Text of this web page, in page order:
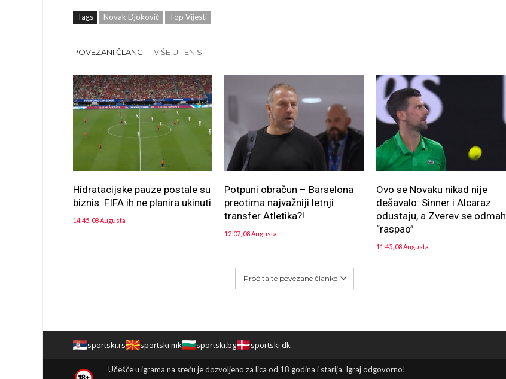
Tags Novak Djoković Top Vijesti
POVEZANI ČLANCI VIŠE U TENIS
Hidratacijske pauze postale su
biznis: FIFA ih ne planira ukinuti
14:45, 08 Augusta
Potpuni obračun – Barselona
preotima najvažniji letnji
transfer Atletika?!
12:07, 08 Augusta
Ovo se Novaku nikad nije
dešavalo: Sinner i Alcaraz
odustaju, a Zverev se odmah
“raspao”
11:45, 08 Augusta
Pročitajte povezane članke
sportski.rs sportski.mk sportski.bg sportski.dk
Učešće u igrama na sreću je dozvoljeno za lica od 18 godina i starija. Igraj odgovorno!